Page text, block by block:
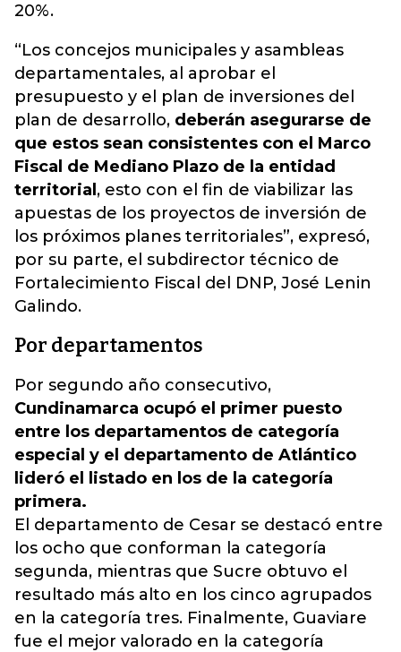
20%.
“Los concejos municipales y asambleas
departamentales, al aprobar el
presupuesto y el plan de inversiones del
plan de desarrollo, deberán asegurarse de
que estos sean consistentes con el Marco
Fiscal de Mediano Plazo de la entidad
territorial , esto con el fin de viabilizar las
apuestas de los proyectos de inversión de
los próximos planes territoriales”, expresó,
por su parte, el subdirector técnico de
Fortalecimiento Fiscal del DNP, José Lenin
Galindo.
Por departamentos
Por segundo año consecutivo,
Cundinamarca ocupó el primer puesto
entre los departamentos de categoría
especial y el departamento de Atlántico
lideró el listado en los de la categoría
primera.
El departamento de Cesar se destacó entre
los ocho que conforman la categoría
segunda, mientras que Sucre obtuvo el
resultado más alto en los cinco agrupados
en la categoría tres. Finalmente, Guaviare
fue el mejor valorado en la categoría